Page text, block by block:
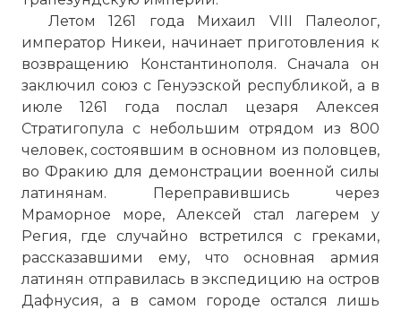
Летом 1261 года Михаил VIII Палеолог,
император Никеи, начинает приготовления к
возвращению Константинополя. Сначала он
заключил союз с Генуэзской республикой, а в
июле 1261 года послал цезаря Алексея
Стратигопула с небольшим отрядом из 800
человек, состоявшим в основном из половцев,
во Фракию для демонстрации военной силы
латинянам. Переправившись через
Мраморное море, Алексей стал лагерем у
Регия, где случайно встретился с греками,
рассказавшими ему, что основная армия
латинян отправилась в экспедицию на остров
Дафнусия, а в самом городе остался лишь